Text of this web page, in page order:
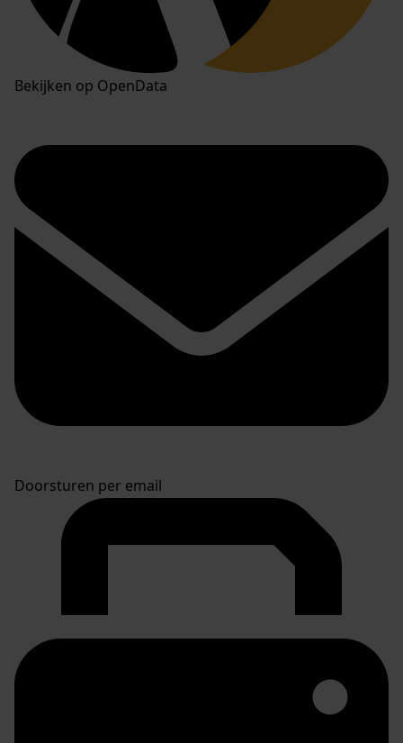
Bekijken op OpenData
Doorsturen per email